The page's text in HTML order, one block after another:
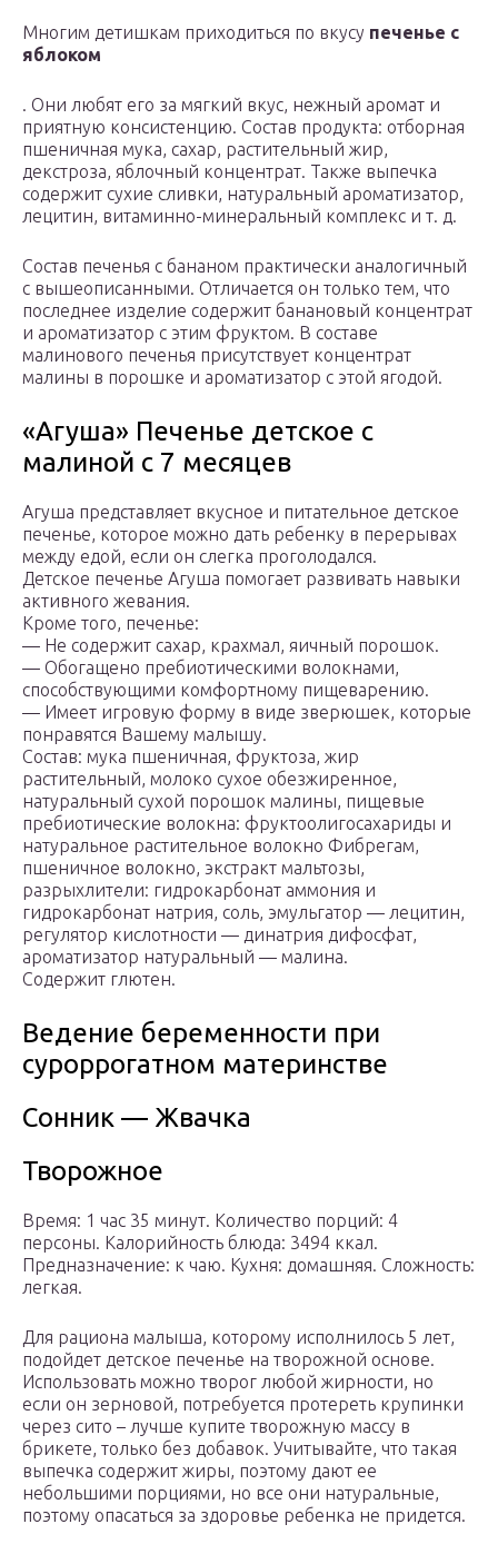
Многим детишкам приходиться по вкусу печенье с
яблоком
. Они любят его за мягкий вкус, нежный аромат и
приятную консистенцию. Состав продукта: отборная
пшеничная мука, сахар, растительный жир,
декстроза, яблочный концентрат. Также выпечка
содержит сухие сливки, натуральный ароматизатор,
лецитин, витаминно-минеральный комплекс и т. д.
Состав печенья с бананом практически аналогичный
с вышеописанными. Отличается он только тем, что
последнее изделие содержит банановый концентрат
и ароматизатор с этим фруктом. В составе
малинового печенья присутствует концентрат
малины в порошке и ароматизатор с этой ягодой.
«Агуша» Печенье детское с
малиной с 7 месяцев
Агуша представляет вкусное и питательное детское
печенье, которое можно дать ребенку в перерывах
между едой, если он слегка проголодался.
Детское печенье Агуша помогает развивать навыки
активного жевания.
Кроме того, печенье:
— Не содержит сахар, крахмал, яичный порошок.
— Обогащено пребиотическими волокнами,
способствующими комфортному пищеварению.
— Имеет игровую форму в виде зверюшек, которые
понравятся Вашему малышу.
Состав: мука пшеничная, фруктоза, жир
растительный, молоко сухое обезжиренное,
натуральный сухой порошок малины, пищевые
пребиотические волокна: фруктоолигосахариды и
натуральное растительное волокно Фибрегам,
пшеничное волокно, экстракт мальтозы,
разрыхлители: гидрокарбонат аммония и
гидрокарбонат натрия, соль, эмульгатор — лецитин,
регулятор кислотности — динатрия дифосфат,
ароматизатор натуральный — малина.
Содержит глютен.
Ведение беременности при
суроррогатном материнстве
Сонник — Жвачка
Творожное
Время: 1 час 35 минут. Количество порций: 4
персоны. Калорийность блюда: 3494 ккал.
Предназначение: к чаю. Кухня: домашняя. Сложность:
легкая.
Для рациона малыша, которому исполнилось 5 лет,
подойдет детское печенье на творожной основе.
Использовать можно творог любой жирности, но
если он зерновой, потребуется протереть крупинки
через сито – лучше купите творожную массу в
брикете, только без добавок. Учитывайте, что такая
выпечка содержит жиры, поэтому дают ее
небольшими порциями, но все они натуральные,
поэтому опасаться за здоровье ребенка не придется.